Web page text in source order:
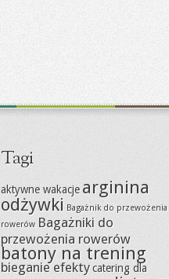
Tagi
aktywne wakacje arginina
odżywki Bagażnik do przewożenia
rowerów Bagażniki do
przewożenia rowerów
batony na trening
bieganie efektycatering dla